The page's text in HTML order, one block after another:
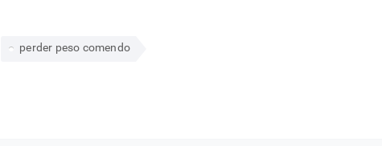
perder peso comendo